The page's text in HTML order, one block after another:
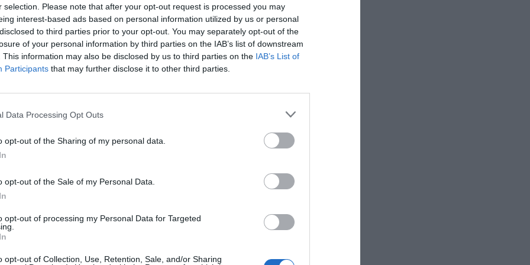
selection. Please note that after your opt-out request is processed you may
interest-based ads based on personal information utilized by us or personal
to third parties prior to your opt-out. You may separately opt-out of the
of your personal information by third parties on the IAB’s list of downstream
This information may also be disclosed by us to third parties on the IAB’s List of
Participants that may further disclose it to other third parties.
Data Processing Opt Outs
opt-out of the Sharing of my personal data.
opt-out of the Sale of my Personal Data.
opt-out of processing my Personal Data for Targeted
opt-out of Collection, Use, Retention, Sale, and/or Sharing
o més durant el 2018 i el 2019, període en el
se al pla de prejubilacions i tindran una
net fins als 65 anys.
de baixes incentivades tindran una
45 i 33 dies per any treballat amb el topall
afectaria un total de200 treballadors
quantitat que s’ha reduït fins a les 180. Cellnex
un “canvi en el model de negoci”.
preferida de Google de forma